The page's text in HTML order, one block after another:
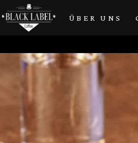
ÜBER UNS